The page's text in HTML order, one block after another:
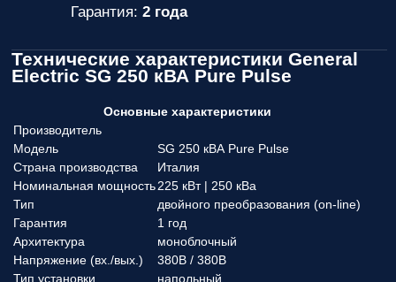
Гарантия:2 года
Технические характеристики General
Electric SG 250 кВА Pure Pulse
Основные характеристики
Производитель
Модель
SG 250 кВА Pure Pulse
Страна производства
Италия
Номинальная мощность225 кВт | 250 кВа
Тип
двойного преобразования (on-line)
Гарантия
1 год
Архитектура
моноблочный
Напряжение (вx./вых.)
380В / 380В
Тип установки
напольный